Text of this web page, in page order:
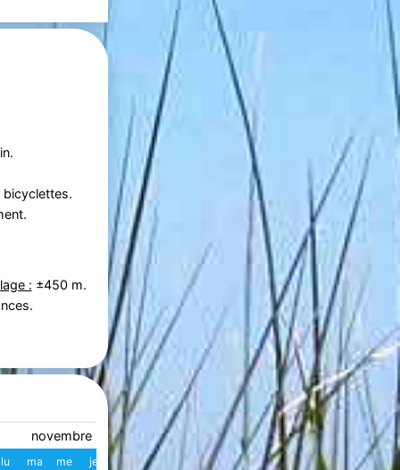
bicyclettes.
: ±450 m.
novembre 2026
lu ma me je ve sa di
décembre 2026
W lu ma me ve